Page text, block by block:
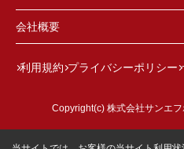
会社概要
利用規約 プライバシーポリシー
Copyright(c) 株式会社サンエ